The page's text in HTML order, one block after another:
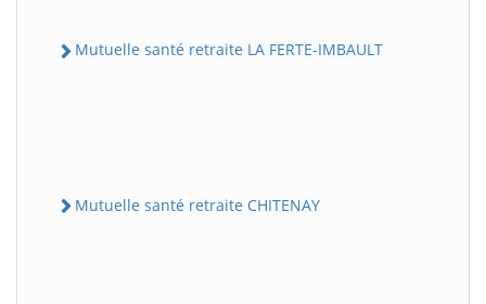
Mutuelle santé retraite LA FERTE-IMBAULT
Mutuelle santé retraite CHITENAY